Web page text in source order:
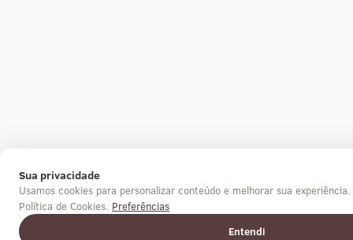
Sua privacidade
Usamos cookies para personalizar conteúdo e melhorar sua
Política de Cookies. Preferências
Entendi